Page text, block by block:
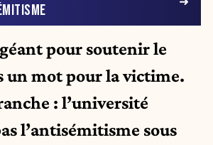
pour soutenir le
un mot pour la victime.
: l’université
l’antisémitisme sous